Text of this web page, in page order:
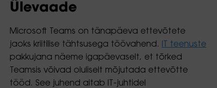
Ülevaade
Microsoft Teams on tänapäeva ettevõtete
jaoks kriitilise tähtsusega töövahend.
IT teenuste
pakkujana näeme igapäevaselt, et tõrked
Teamsis võivad oluliselt mõjutada ettevõtte
tööd. See juhend aitab IT-juhtidel